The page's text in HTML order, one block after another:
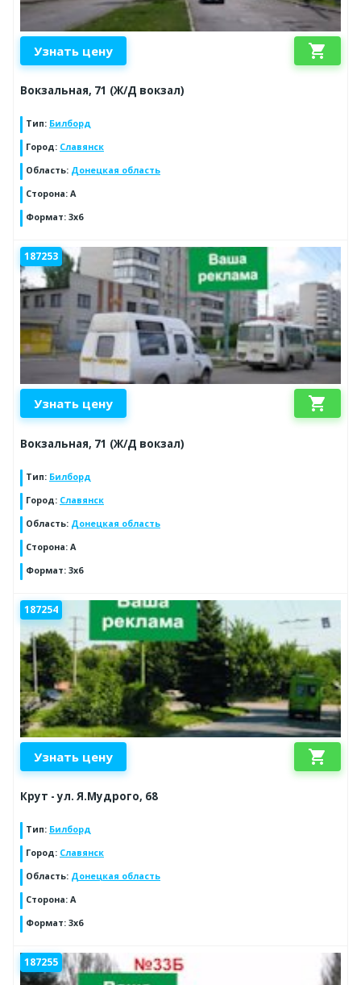
Узнать цену shopping_cart
Вокзальная, 71 (Ж/Д вокзал)
Тип: Билборд
Город: Славянск
Область: Донецкая область
Сторона: А
Формат: 3х6
187253
Узнать цену shopping_cart
Вокзальная, 71 (Ж/Д вокзал)
Тип: Билборд
Город: Славянск
Область: Донецкая область
Сторона: А
Формат: 3х6
187254
Узнать цену shopping_cart
Крут - ул. Я.Мудрого, 68
Тип: Билборд
Город: Славянск
Область: Донецкая область
Сторона: А
Формат: 3х6
187255